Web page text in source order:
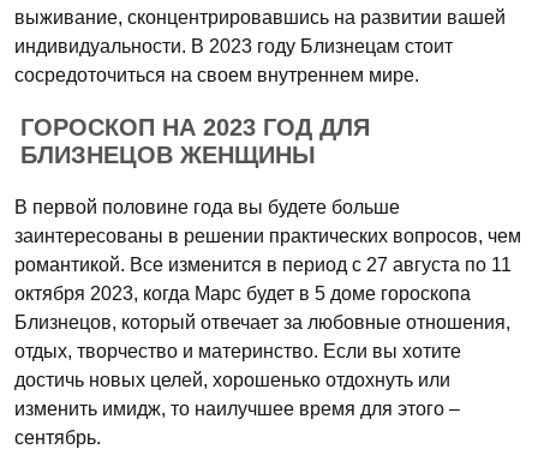
выживание, сконцентрировавшись на развитии вашей
индивидуальности. В 2023 году Близнецам стоит
сосредоточиться на своем внутреннем мире.
ГОРОСКОП НА 2023 ГОД ДЛЯ
БЛИЗНЕЦОВ ЖЕНЩИНЫ
В первой половине года вы будете больше
заинтересованы в решении практических вопросов, чем
романтикой. Все изменится в период с 27 августа по 11
октября 2023, когда Марс будет в 5 доме гороскопа
Близнецов, который отвечает за любовные отношения,
отдых, творчество и материнство. Если вы хотите
достичь новых целей, хорошенько отдохнуть или
изменить имидж, то наилучшее время для этого –
сентябрь.